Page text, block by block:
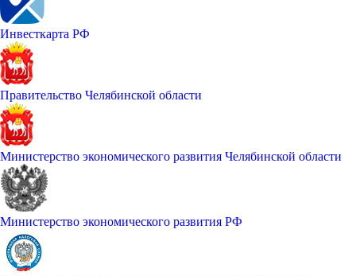
Инвесткарта РФ
Правительство Челябинской области
Министерство экономического развития Челябинской области
Министерство экономического развития РФ